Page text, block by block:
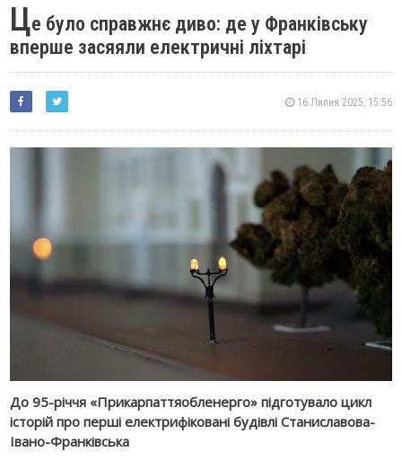
Це було справжнє диво: де у Франківську
вперше засяяли електричні ліхтарі
16 Липня 2025, 15:56
До 95-річчя «Прикарпаттяобленерго» підготувало цикл
історій про перші електрифіковані будівлі Станиславова-
Івано-Франківська